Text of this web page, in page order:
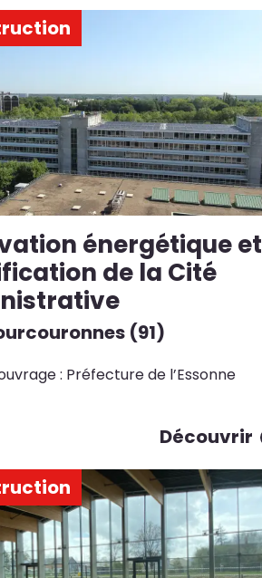
énergétique et
de la Cité
(91)
: Préfecture de l’Essonne
Découvrir